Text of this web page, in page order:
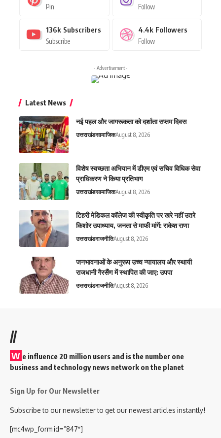
Pin Follow
136k Subscribers
Subscribe
4.4k Followers
Follow
- Advertisement -
Latest News
नई पहल और जागरूकता को दर्शाता सप्तम दिवस
उत्तराखंडसामाजिकAugust 8, 2026
विशेष स्वच्छता अभियान में डीएम एवं सचिव विधिक सेवा
प्राधिकरण ने किया प्रतिभाग
उत्तराखंडसामाजिकAugust 8, 2026
टिहरी मेडिकल कॉलेज की स्वीकृति पर खरे नहीं उतरे
किशोर उपाध्याय, जनता से माफी मांगें: राकेश राणा
उत्तराखंडराजनीतिAugust 8, 2026
जनभावनाओं के अनुरूप उच्च न्यायालय और स्थायी
राजधानी गैरसैंण में स्थापित की जाए: उपपा
उत्तराखंडराजनीतिAugust 8, 2026
//
W e influence 20 million users and is the number one
business and technology news network on the planet
Sign Up for Our Newsletter
Subscribe to our newsletter to get our newest articles instantly!
[mc4wp_form id=”847″]